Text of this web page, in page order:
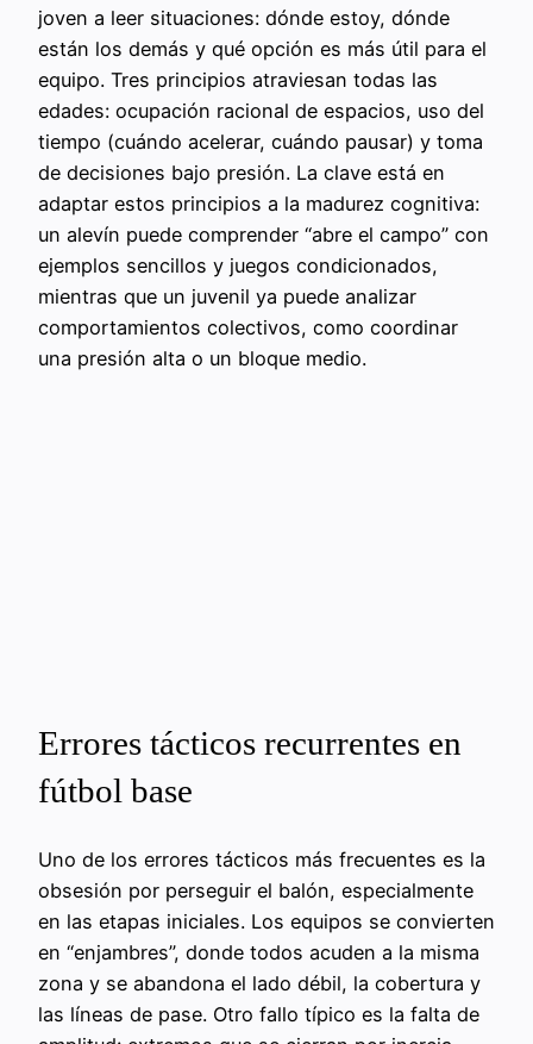
joven a leer situaciones: dónde estoy, dónde
están los demás y qué opción es más útil para el
equipo. Tres principios atraviesan todas las
edades: ocupación racional de espacios, uso del
tiempo (cuándo acelerar, cuándo pausar) y toma
de decisiones bajo presión. La clave está en
adaptar estos principios a la madurez cognitiva:
un alevín puede comprender “abre el campo” con
ejemplos sencillos y juegos condicionados,
mientras que un juvenil ya puede analizar
comportamientos colectivos, como coordinar
una presión alta o un bloque medio.
Errores tácticos recurrentes en
fútbol base
Uno de los errores tácticos más frecuentes es la
obsesión por perseguir el balón, especialmente
en las etapas iniciales. Los equipos se convierten
en “enjambres”, donde todos acuden a la misma
zona y se abandona el lado débil, la cobertura y
las líneas de pase. Otro fallo típico es la falta de